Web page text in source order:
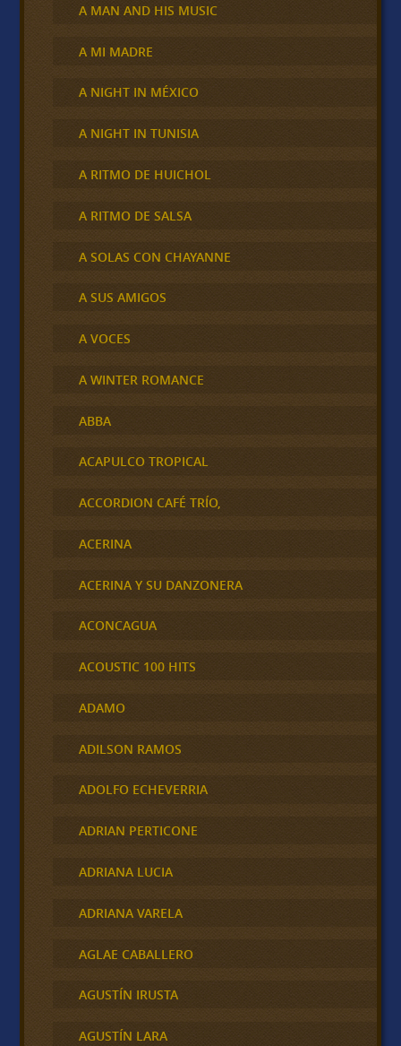
A MAN AND HIS MUSIC
A MI MADRE
A NIGHT IN MÉXICO
A NIGHT IN TUNISIA
A RITMO DE HUICHOL
A RITMO DE SALSA
A SOLAS CON CHAYANNE
A SUS AMIGOS
A VOCES
A WINTER ROMANCE
ABBA
ACAPULCO TROPICAL
ACCORDION CAFÉ TRÍO,
ACERINA
ACERINA Y SU DANZONERA
ACONCAGUA
ACOUSTIC 100 HITS
ADAMO
ADILSON RAMOS
ADOLFO ECHEVERRIA
ADRIAN PERTICONE
ADRIANA LUCIA
ADRIANA VARELA
AGLAE CABALLERO
AGUSTÍN IRUSTA
AGUSTÍN LARA